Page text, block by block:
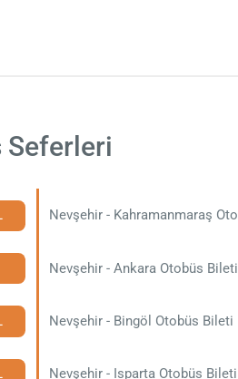
Seferleri
Nevşehir - Ankara Otobüs Bileti
Nevşehir - Bingöl Otobüs Bileti
Nevşehir - Isparta Otobüs Bileti